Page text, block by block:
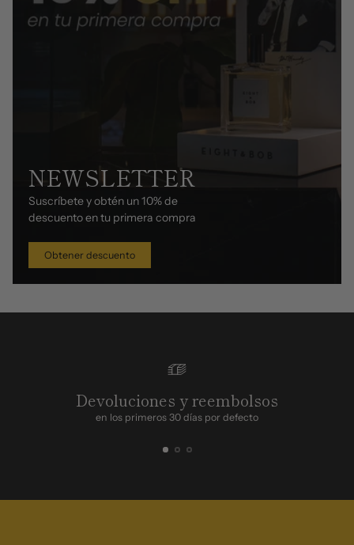
NEWSLETTER
Suscríbete y obtén un 10% de
descuento en tu primera compra
Obtener descuento
Devoluciones y reembolsos
en los primeros 30 días por defecto